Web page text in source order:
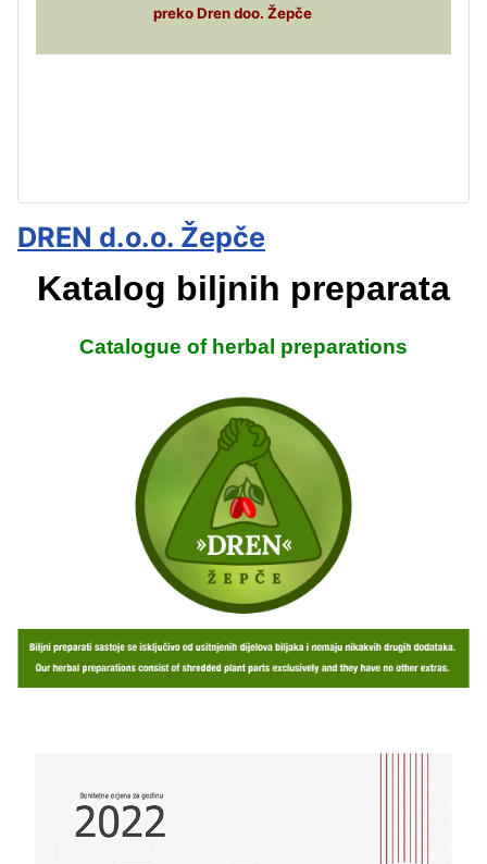
preko Dren doo. Žepče
DREN d.o.o. Žepče
Katalog biljnih preparata
Catalogue of herbal preparations